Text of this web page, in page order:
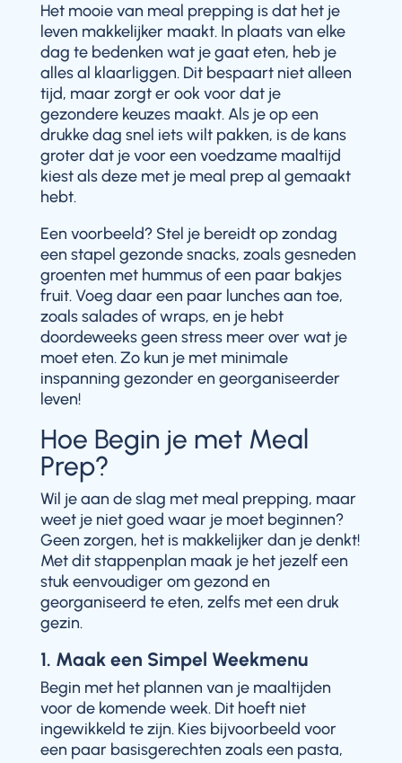
Het mooie van meal prepping is dat het je
leven makkelijker maakt. In plaats van elke
dag te bedenken wat je gaat eten, heb je
alles al klaarliggen. Dit bespaart niet alleen
tijd, maar zorgt er ook voor dat je
gezondere keuzes maakt. Als je op een
drukke dag snel iets wilt pakken, is de kans
groter dat je voor een voedzame maaltijd
kiest als deze met je meal prep al gemaakt
hebt.
Een voorbeeld? Stel je bereidt op zondag
een stapel gezonde snacks, zoals gesneden
groenten met hummus of een paar bakjes
fruit. Voeg daar een paar lunches aan toe,
zoals salades of wraps, en je hebt
doordeweeks geen stress meer over wat je
moet eten. Zo kun je met minimale
inspanning gezonder en georganiseerder
leven!
Hoe Begin je met Meal
Prep?
Wil je aan de slag met meal prepping, maar
weet je niet goed waar je moet beginnen?
Geen zorgen, het is makkelijker dan je denkt!
Met dit stappenplan maak je het jezelf een
stuk eenvoudiger om gezond en
georganiseerd te eten, zelfs met een druk
gezin.
1. Maak een Simpel Weekmenu
Begin met het plannen van je maaltijden
voor de komende week. Dit hoeft niet
ingewikkeld te zijn. Kies bijvoorbeeld voor
een paar basisgerechten zoals een pasta,